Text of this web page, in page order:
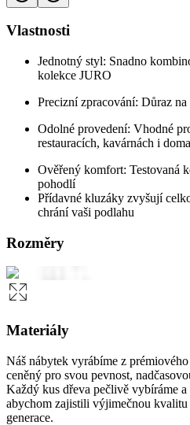
Vlastnosti
Jednotný styl: Snadno
kolekce JURO
Precizní zpracování: Důraz
Odolné provedení: Vhodné
restauracích, kavárnách i doma
Ověřený komfort: Testovaná
pohodlí
Přídavné kluzáky zvyšují
chrání vaši podlahu
Rozměry
Materiály
Náš nábytek vyrábíme z
ceněný pro svou pevnost,
Každý kus dřeva pečlivě vybíráme
abychom zajistili výjimečnou kvalitu
generace.